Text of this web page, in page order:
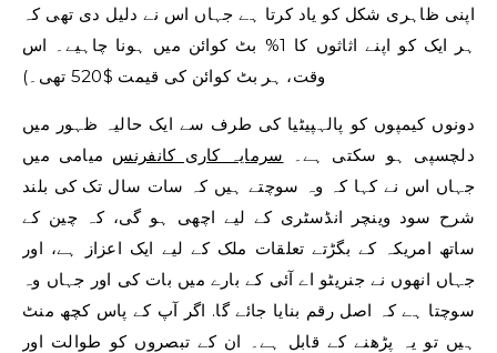
اپنی ظاہری شکل کو یاد کرتا ہے جہاں اس نے دلیل دی تھی کہ
ہر ایک کو اپنے اثاثوں کا 1% بٹ کوائن میں ہونا چاہیے۔ اس
وقت، ہر بٹ کوائن کی قیمت $520 تھی۔)
دونوں کیمپوں کو پالہپیٹیا کی طرف سے ایک حالیہ ظہور میں
دلچسپی ہو سکتی ہے۔ سرمایہ کاری کانفرنس میامی میں
جہاں اس نے کہا کہ وہ سوچتے ہیں کہ سات سال تک کی بلند
شرح سود وینچر انڈسٹری کے لیے اچھی ہو گی، کہ چین کے
ساتھ امریکہ کے بگڑتے تعلقات ملک کے لیے ایک اعزاز ہے، اور
جہاں انھوں نے جنریٹو اے آئی کے بارے میں بات کی اور جہاں وہ
سوچتا ہے کہ اصل رقم بنایا جائے گا. اگر آپ کے پاس کچھ منٹ
ہیں تو یہ پڑھنے کے قابل ہے۔ ان کے تبصروں کو طوالت اور